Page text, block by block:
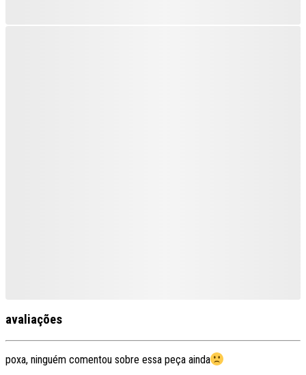
avaliações
poxa, ninguém comentou sobre essa peça ainda